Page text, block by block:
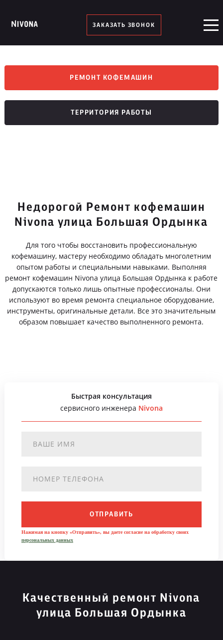
ЗАКАЗАТЬ ЗВОНОК
РЕМОНТ КОФЕМАШИН
ТЕРРИТОРИЯ РАБОТЫ
Недорогой Ремонт кофемашин
Nivona улица Большая Ордынка
Для того чтобы восстановить профессиональную
кофемашину, мастеру необходимо обладать многолетним
опытом работы и специальными навыками. Выполняя
ремонт кофемашин Nivona улица Большая Ордынка к работе
допускаются только лишь опытные профессионалы. Они
используют во время ремонта специальное оборудование,
инструменты, оригинальные детали. Все это значительным
образом повышает качество выполненного ремонта.
Быстрая консультация
сервисного инженера Nivona
ОТПРАВИТЬ
Нажимая на кнопку «Отправить», вы даете согласие на обработку своих
персональных данных
Качественный ремонт Nivona
улица Большая Ордынка